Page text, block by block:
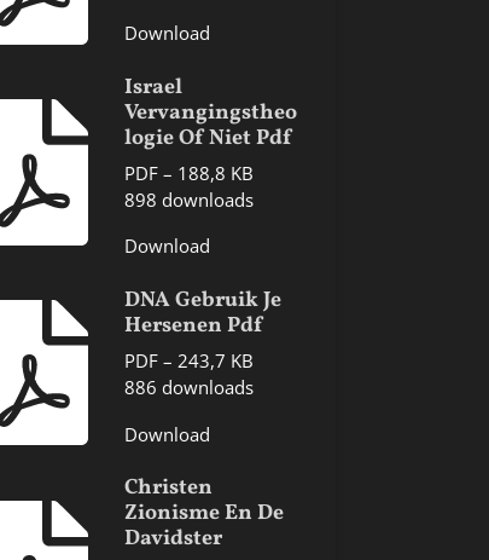
Download
Israel
Vervangingstheo
logie Of Niet Pdf
PDF – 188,8 KB
898 downloads
Download
DNA Gebruik Je
Hersenen Pdf
PDF – 243,7 KB
886 downloads
Download
Christen
Zionisme En De
Davidster